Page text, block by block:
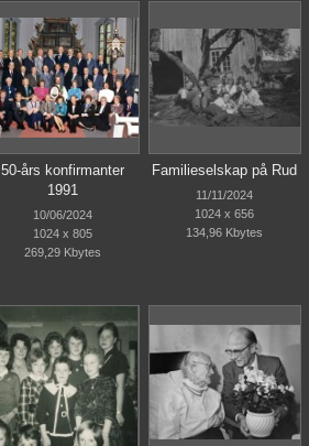
50-års konfirmanter
1991
10/06/2024
1024 x 805
269,29 Kbytes
Familieselskap på Rud
11/11/2024
1024 x 656
134,96 Kbytes